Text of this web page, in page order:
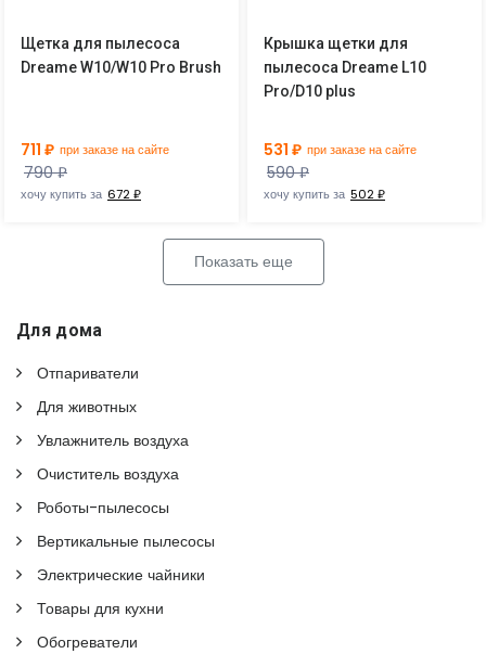
Щетка для пылесоса
Dreame W10/W10 Pro Brush
711 ₽ при заказе на сайте
790 ₽
хочу купить за 672 ₽
Крышка щетки для
пылесоса Dreame L10
Pro/D10 plus
531 ₽ при заказе на сайте
590 ₽
хочу купить за 502 ₽
Показать еще
Для дома
Отпариватели
Для животных
Увлажнитель воздуха
Очиститель воздуха
Роботы-пылесосы
Вертикальные пылесосы
Электрические чайники
Товары для кухни
Обогреватели